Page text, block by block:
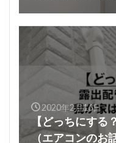
2020年2月16日
【どっちにす
（エアコンのお話